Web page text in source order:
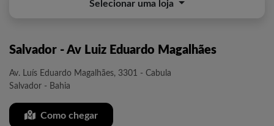
Selecionar uma loja
Salvador - Av Luiz Eduardo Magalhães
Av. Luís Eduardo Magalhães, 3301 - Cabula
Salvador - Bahia
Como chegar